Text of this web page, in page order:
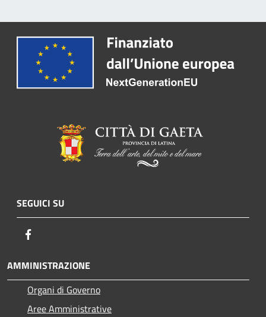
SEGUICI SU
AMMINISTRAZIONE
Organi di Governo
Aree Amministrative